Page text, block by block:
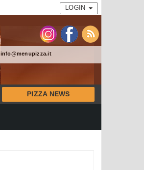
LOGIN
info@menupizza.it
PIZZA NEWS